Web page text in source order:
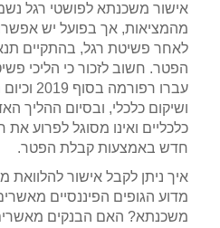
אישור משכנתא לפושטי רגל
מהמציאות, אך בפועל יש
לאחר פשיטת רגל, בהתקיים
הפטר. חשוב לזכור כי הליכי
עברו
ושיקום כלכלי, ובסיום ההליך
כלכליים ואינו מסוגל לפרוע את
חדש באמצעות קבלת הפטר.
איך ניתן לקבל אישור להלוואת
מדוע הגופים הפיננסיים
משכנתא? האם הבנקים